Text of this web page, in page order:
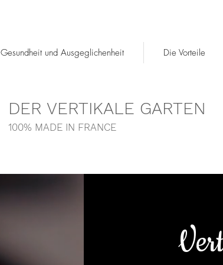
Gesundheit und Ausgeglichenheit Die Vorteile
DER VERTIKALE GARTEN
100% MADE IN FRANCE